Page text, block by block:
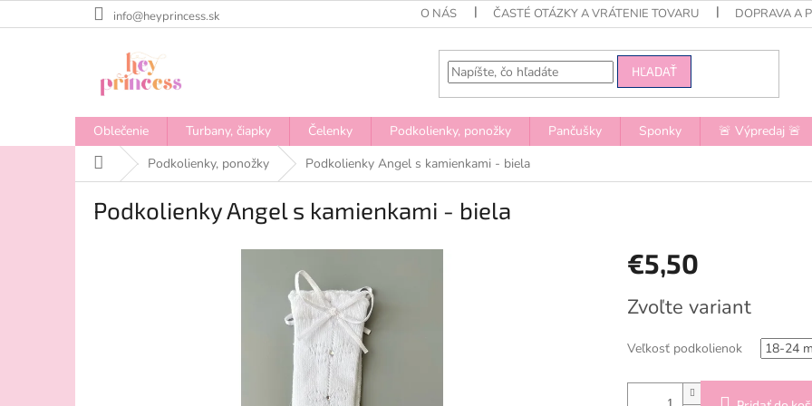
na
info@heyprincess.sk O NÁS ČASTÉ OTÁZKY A VRÁTENIE TOVARU DOPRAVA A
HĽADAŤ
Oblečenie Turbany, čiapky Čelenky Podkolienky, ponožky Pančušky Sponky 🚨 Výpredaj 🚨
DomovPodkolienky, ponožky Podkolienky Angel s kamienkami - biela
Podkolienky Angel s kamienkami - biela
€5,50
cena:
Zvoľte variant
Veľkosť podkolienok